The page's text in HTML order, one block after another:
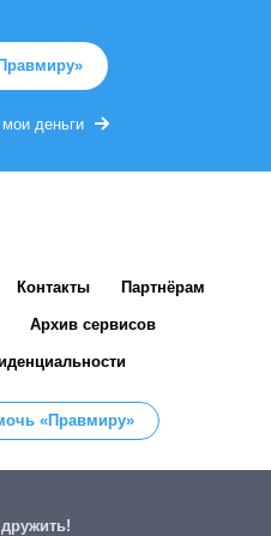
деньги
Контакты Партнёрам
Архив сервисов
«Правмиру»